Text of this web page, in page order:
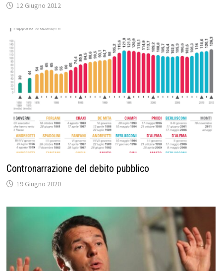
12 Giugno 2012
Contronarrazione del debito pubblico
19 Giugno 2020